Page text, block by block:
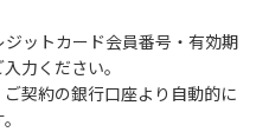
ットカード会員番号・有効期
力ください。
契約の銀行口座より自動的に